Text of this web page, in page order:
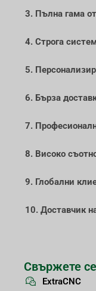
3. Пълна гама
4. Строга
5.
6. Бърза
7.
8. Високо
9. Глобални
10. Доставчик
Свържете
ExtraCNC